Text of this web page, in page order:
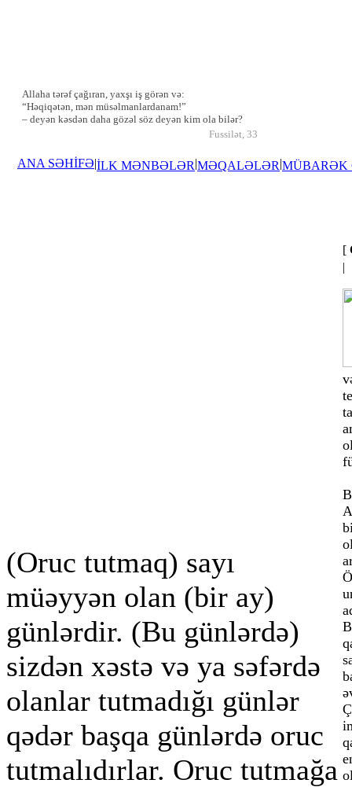
Allaha tərəf çağıran, yaxşı iş görən və:
“Həqiqətən, mən müsəlmanlardanam!”
– deyən kəsdən daha gözəl söz deyən kim ola bilər?
Fussilət, 33
ANA SƏHİFƏ|İLK MƏNBƏLƏR|MƏQALƏLƏR|MÜBARƏK
(Oruc tutmaq) sayı
müəyyən olan (bir ay)
günlərdir. (Bu günlərdə)
sizdən xəstə və ya səfərdə
olanlar tutmadığı günlər
qədər başqa günlərdə oruc
tutmalıdırlar. Oruc tutmağa
[
|